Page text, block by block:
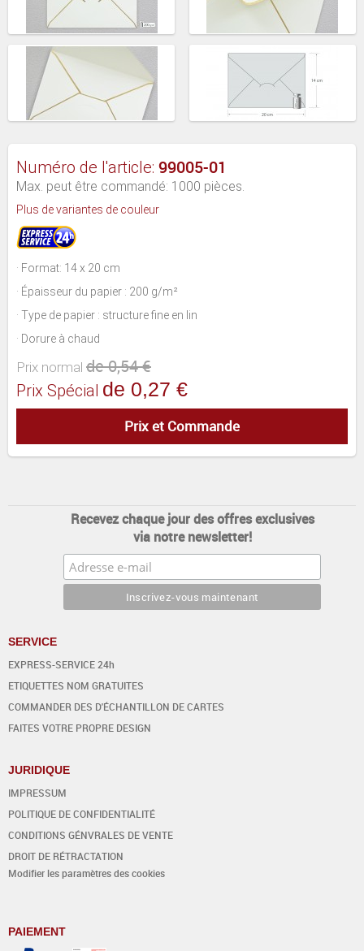
Numéro de l'article: 99005-01
Max. peut être commandé: 1000 pièces.
Plus de variantes de couleur
· Format: 14 x 20 cm
· Épaisseur du papier : 200 g/m²
· Type de papier : structure fine en lin
· Dorure à chaud
Prix normal de 0,54 €
Prix Spécial de 0,27 €
Prix et Commande
Recevez chaque jour des offres exclusives
via notre newsletter!
SERVICE
EXPRESS-SERVICE 24h
ETIQUETTES NOM GRATUITES
COMMANDER DES D'ÉCHANTILLON DE CARTES
FAITES VOTRE PROPRE DESIGN
JURIDIQUE
IMPRESSUM
POLITIQUE DE CONFIDENTIALITÉ
CONDITIONS GÉNVRALES DE VENTE
DROIT DE RÉTRACTATION
Modifier les paramètres des cookies
PAIEMENT